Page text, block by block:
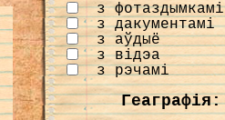
з фотаздымкамі
з дакументамі
з аўдыё
з відэа
з рэчамі
Геаграфія: